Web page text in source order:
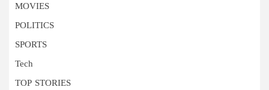
MOVIES
POLITICS
SPORTS
Tech
TOP STORIES